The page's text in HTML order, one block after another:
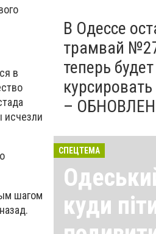
в
исчезли
шагом
В Одессе
трамвай
теперь будет
–
СПЕЦТЕМА
куди